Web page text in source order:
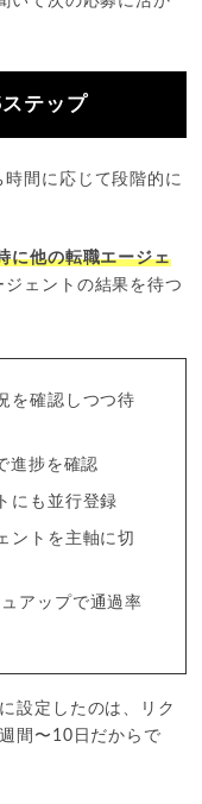
テップ
間に応じて段階的に
に他の転職エージェ
ェントの結果を待つ
を確認しつつ待
進捗を確認
にも並行登録
ントを主軸に切
アップで通過率
設定したのは、リク
間〜10日だからで